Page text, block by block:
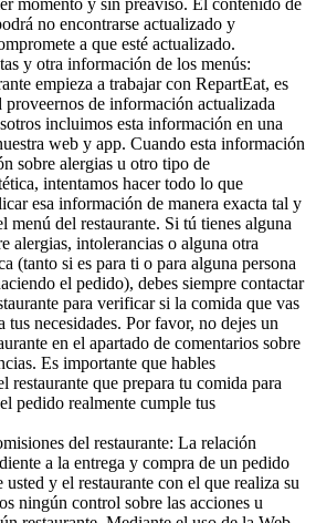
momento y sin preaviso. El contenido de
no encontrarse actualizado y
a que esté actualizado.
y otra información de los menús:
empieza a trabajar con RepartEat, es
proveernos de información actualizada
incluimos esta información en una
web y app. Cuando esta información
sobre alergias u otro tipo de
intentamos hacer todo lo que
esa información de manera exacta tal y
menú del restaurante. Si tú tienes alguna
alergias, intolerancias o alguna otra
(tanto si es para ti o para alguna persona
el pedido), debes siempre contactar
para verificar si la comida que vas
tus necesidades. Por favor, no dejes un
en el apartado de comentarios sobre
Es importante que hables
restaurante que prepara tu comida para
pedido realmente cumple tus
del restaurante: La relación
a la entrega y compra de un pedido
usted y el restaurante con el que realiza su
ningún control sobre las acciones u